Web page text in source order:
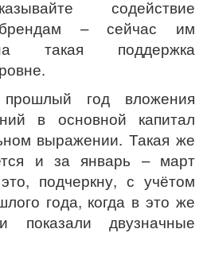
содействие
брендам – сейчас им
такая поддержка
год вложения
в основной капитал
выражении. Такая же
и за январь – март
подчеркну, с учётом
года, когда в это же
показали двузначные